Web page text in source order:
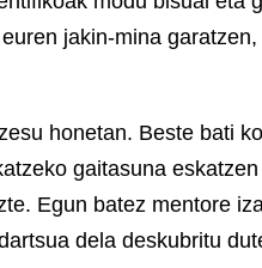
jakin-mina
honetan. Beste bati
gaitasuna
Egun batez mentore
dela deskubritu